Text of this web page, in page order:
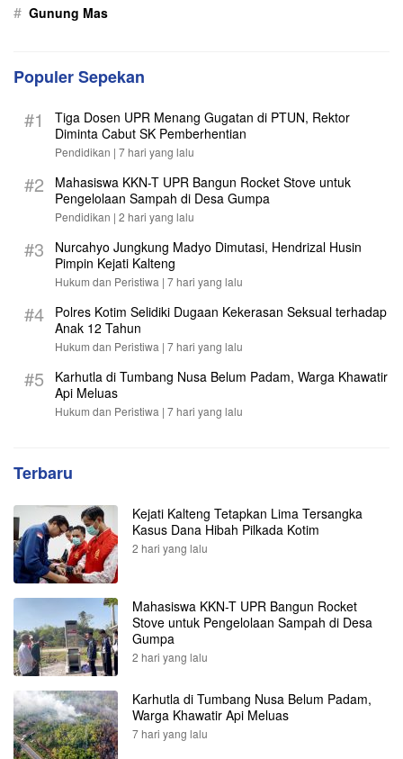
# Gunung Mas
Populer Sepekan
#1
Tiga Dosen UPR Menang Gugatan di PTUN, Rektor
Diminta Cabut SK Pemberhentian
Pendidikan | 7 hari yang lalu
#2
Mahasiswa KKN-T UPR Bangun Rocket Stove untuk
Pengelolaan Sampah di Desa Gumpa
Pendidikan | 2 hari yang lalu
#3
Nurcahyo Jungkung Madyo Dimutasi, Hendrizal Husin
Pimpin Kejati Kalteng
Hukum dan Peristiwa | 7 hari yang lalu
#4
Polres Kotim Selidiki Dugaan Kekerasan Seksual terhadap
Anak 12 Tahun
Hukum dan Peristiwa | 7 hari yang lalu
#5
Karhutla di Tumbang Nusa Belum Padam, Warga Khawatir
Api Meluas
Hukum dan Peristiwa | 7 hari yang lalu
Terbaru
Kejati Kalteng Tetapkan Lima Tersangka
Kasus Dana Hibah Pilkada Kotim
2 hari yang lalu
Mahasiswa KKN-T UPR Bangun Rocket
Stove untuk Pengelolaan Sampah di Desa
Gumpa
2 hari yang lalu
Karhutla di Tumbang Nusa Belum Padam,
Warga Khawatir Api Meluas
7 hari yang lalu